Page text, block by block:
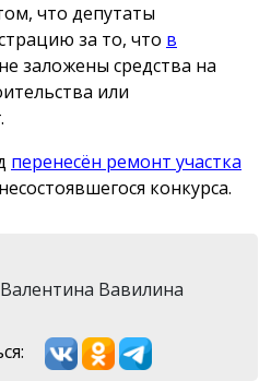
что депутаты
за то, что в
не заложены средства на
или
перенесён ремонт участка
конкурса.
Валентина Вавилина